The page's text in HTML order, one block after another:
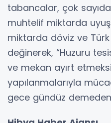
tabancalar, çok
muhtelif miktarda
miktarda döviz ve
değinerek, “Huzuru
ve mekan ayırt
yapılanmalarıyla
gece gündüz